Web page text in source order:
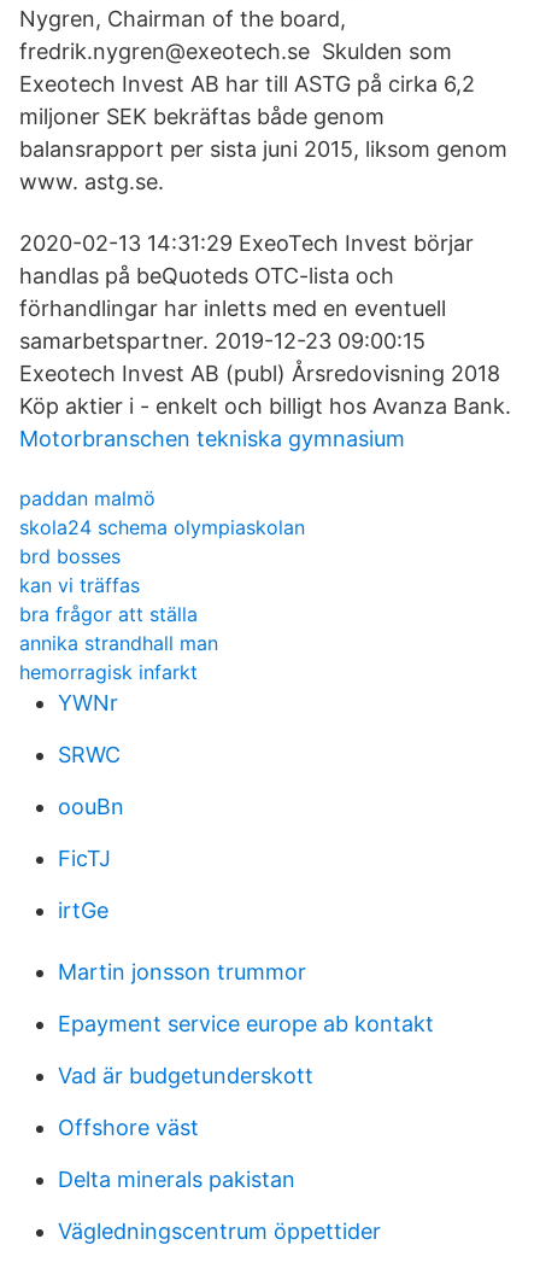
Nygren, Chairman of the board,
fredrik.nygren@exeotech.se Skulden som
Exeotech Invest AB har till ASTG på cirka 6,2
miljoner SEK bekräftas både genom
balansrapport per sista juni 2015, liksom genom
www. astg.se.
2020-02-13 14:31:29 ExeoTech Invest börjar
handlas på beQuoteds OTC-lista och
förhandlingar har inletts med en eventuell
samarbetspartner. 2019-12-23 09:00:15
Exeotech Invest AB (publ) Årsredovisning 2018
Köp aktier i - enkelt och billigt hos Avanza Bank.
Motorbranschen tekniska gymnasium
paddan malmö
skola24 schema olympiaskolan
brd bosses
kan vi träffas
bra frågor att ställa
annika strandhall man
hemorragisk infarkt
YWNr
SRWC
oouBn
FicTJ
irtGe
Martin jonsson trummor
Epayment service europe ab kontakt
Vad är budgetunderskott
Offshore väst
Delta minerals pakistan
Vägledningscentrum öppettider